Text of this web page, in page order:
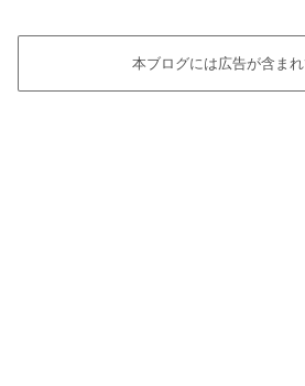
本ブログには広告が含ま